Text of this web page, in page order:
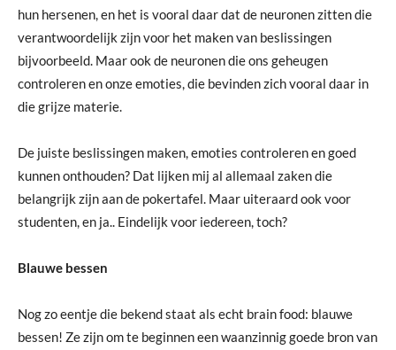
hun hersenen, en het is vooral daar dat de neuronen zitten die
verantwoordelijk zijn voor het maken van beslissingen
bijvoorbeeld. Maar ook de neuronen die ons geheugen
controleren en onze emoties, die bevinden zich vooral daar in
die grijze materie.
De juiste beslissingen maken, emoties controleren en goed
kunnen onthouden? Dat lijken mij al allemaal zaken die
belangrijk zijn aan de pokertafel. Maar uiteraard ook voor
studenten, en ja.. Eindelijk voor iedereen, toch?
Blauwe bessen
Nog zo eentje die bekend staat als echt brain food: blauwe
bessen! Ze zijn om te beginnen een waanzinnig goede bron van